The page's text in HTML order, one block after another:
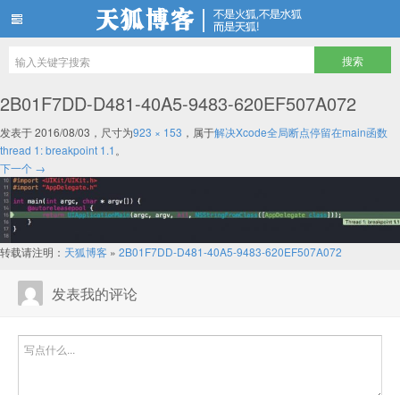
天狐博客
2B01F7DD-D481-40A5-9483-620EF507A072
发表于2016/08/03 ，尺寸为923 × 153 ，属于解决Xcode全局断点停留在main函数
thread 1: breakpoint 1.1 。
下一个 →
转载请注明： 天狐博客 » 2B01F7DD-D481-40A5-9483-620EF507A072
发表我的评论